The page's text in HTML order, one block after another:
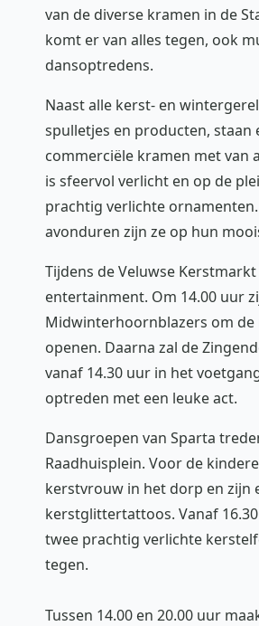
van de diverse kramen in de
komt er van alles tegen, ook
dansoptredens.
Naast alle kerst- en
spulletjes en producten, staan
commerciële kramen met van
is sfeervol verlicht en op de
prachtig verlichte
avonduren zijn ze op hun
Tijdens de Veluwse
entertainment. Om 14.00 uur
Midwinterhoornblazers om
openen. Daarna zal de
vanaf 14.30 uur in het
optreden met een leuke act.
Dansgroepen van Sparta
Raadhuisplein. Voor de
kerstvrouw in het dorp en zijn
kerstglittertattoos. Vanaf
twee prachtig verlichte
tegen.
Tussen 14.00 en 20.00 uur